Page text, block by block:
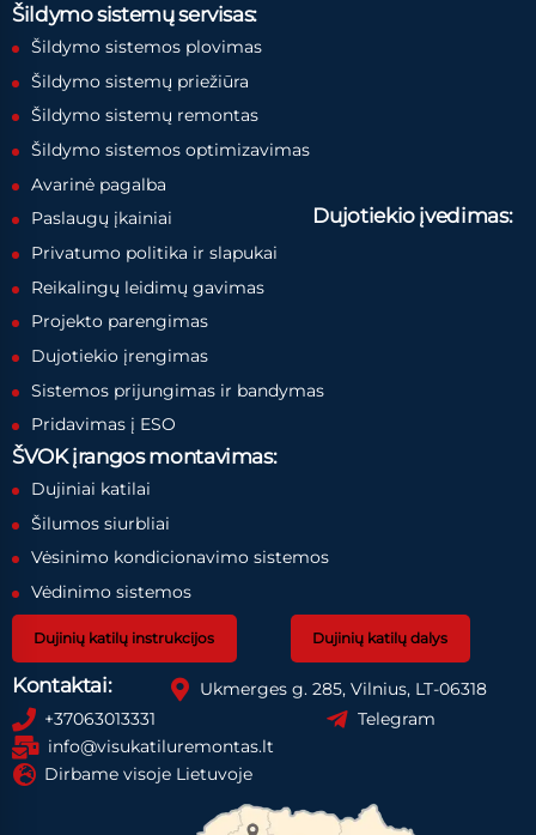
Šildymo sistemų servisas:
Šildymo sistemos plovimas
Šildymo sistemų priežiūra
Šildymo sistemų remontas
Šildymo sistemos optimizavimas
Avarinė pagalba
Paslaugų įkainiai
Privatumo politika ir slapukai
Dujotiekio įvedimas:
Reikalingų leidimų gavimas
Projekto parengimas
Dujotiekio įrengimas
Sistemos prijungimas ir bandymas
Pridavimas į ESO
ŠVOK įrangos montavimas:
Dujiniai katilai
Šilumos siurbliai
Vėsinimo kondicionavimo sistemos
Vėdinimo sistemos
Dujinių katilų instrukcijos Dujinių katilų dalys
Kontaktai:
Ukmerges g. 285, Vilnius, LT-06318
+37063013331
Telegram
info@visukatiluremontas.lt
Dirbame visoje Lietuvoje